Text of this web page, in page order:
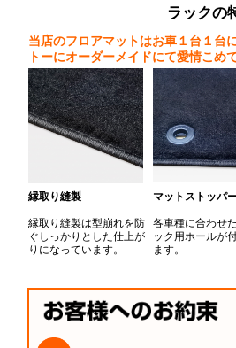
ラックの
当店のフロアマットはお車１台１台
トーにオーダーメイドにて愛情こめ
縁取り縫製
縁取り縫製は型崩れを防
ぐしっかりとした仕上が
りになっています。
マットストッパ
各車種に合わせ
ック用ホールが
ます。